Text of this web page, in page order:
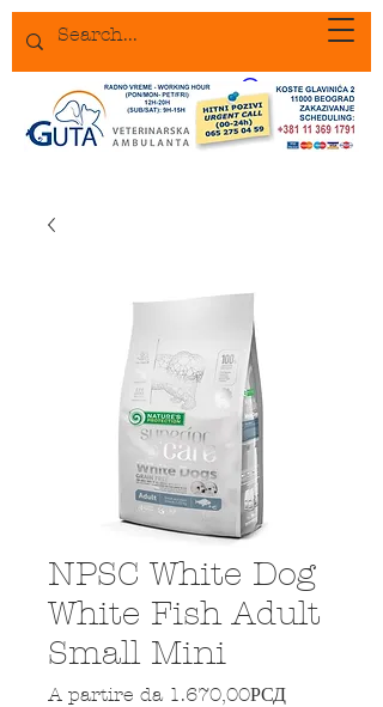
NPSC White Dog
White Fish Adult
Small Mini
A partire da 1.670,00РСДPrezzo